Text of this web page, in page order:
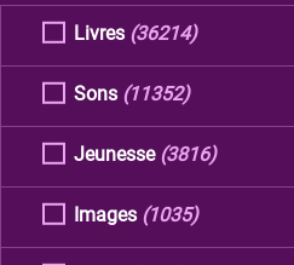
Livres (36214)
Sons (11352)
Jeunesse (3816)
Images (1035)